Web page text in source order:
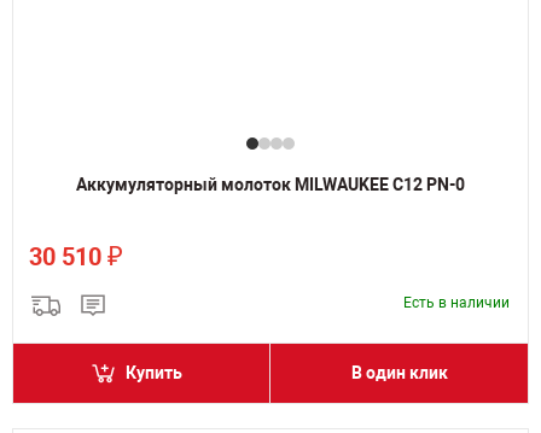
Аккумуляторный молоток MILWAUKEE C12 PN-0
30 510 ₽
Есть в наличии
Купить В один клик